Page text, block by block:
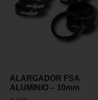
ALARGADOR FSA
ALUMINIO – 10mm